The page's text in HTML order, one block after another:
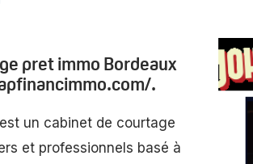
pret immo Bordeaux
.
un cabinet de courtage
et professionnels basé à